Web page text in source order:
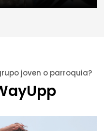
joven o parroquia?